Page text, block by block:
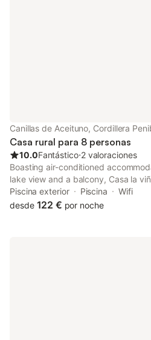
Canillas de Aceituno, Cordillera
Casa rural para 8 personas
10.0Fantástico⋅2 valoraciones
Boasting air-conditioned
lake view and a balcony, Casa la
Málaga. With pool views, this
Piscina exterior Piscina
Wifi
desde 122 € por noche